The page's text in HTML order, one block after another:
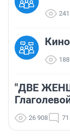
"ДВЕ
26 908 71